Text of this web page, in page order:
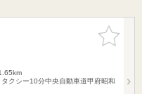
お気に入
りに追加
クシー10分中央自動車道甲府昭和